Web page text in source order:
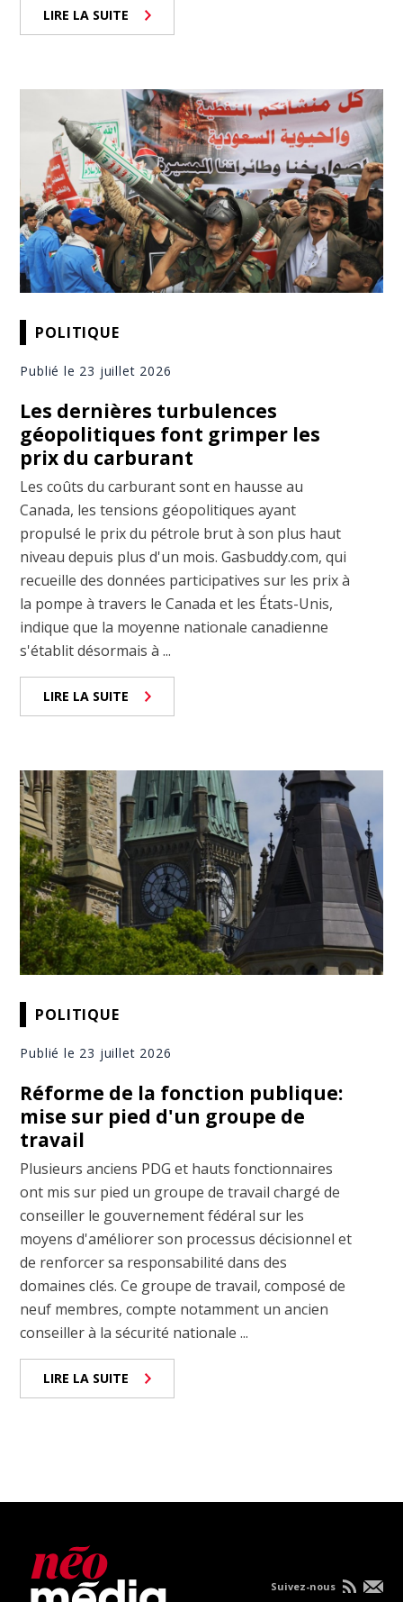
LIRE LA SUITE
POLITIQUE
Publié le 23 juillet 2026
Les dernières turbulences
géopolitiques font grimper les
prix du carburant
Les coûts du carburant sont en hausse au
Canada, les tensions géopolitiques ayant
propulsé le prix du pétrole brut à son plus haut
niveau depuis plus d'un mois. Gasbuddy.com, qui
recueille des données participatives sur les prix à
la pompe à travers le Canada et les États-Unis,
indique que la moyenne nationale canadienne
s'établit désormais à ...
LIRE LA SUITE
POLITIQUE
Publié le 23 juillet 2026
Réforme de la fonction publique:
mise sur pied d'un groupe de
travail
Plusieurs anciens PDG et hauts fonctionnaires
ont mis sur pied un groupe de travail chargé de
conseiller le gouvernement fédéral sur les
moyens d'améliorer son processus décisionnel et
de renforcer sa responsabilité dans des
domaines clés. Ce groupe de travail, composé de
neuf membres, compte notamment un ancien
conseiller à la sécurité nationale ...
LIRE LA SUITE
Suivez-nous